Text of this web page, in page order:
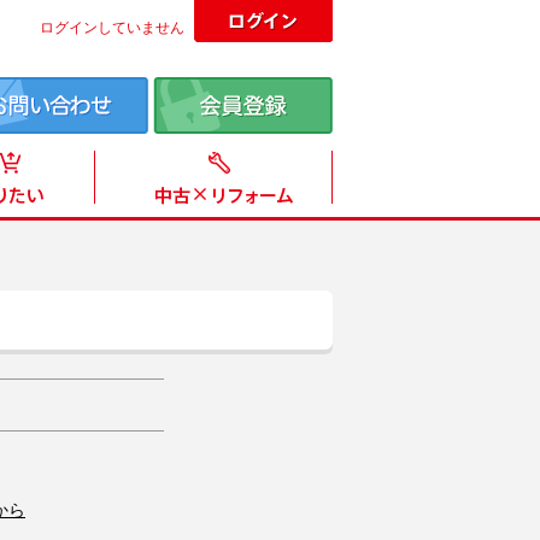
ログインしていません
ら